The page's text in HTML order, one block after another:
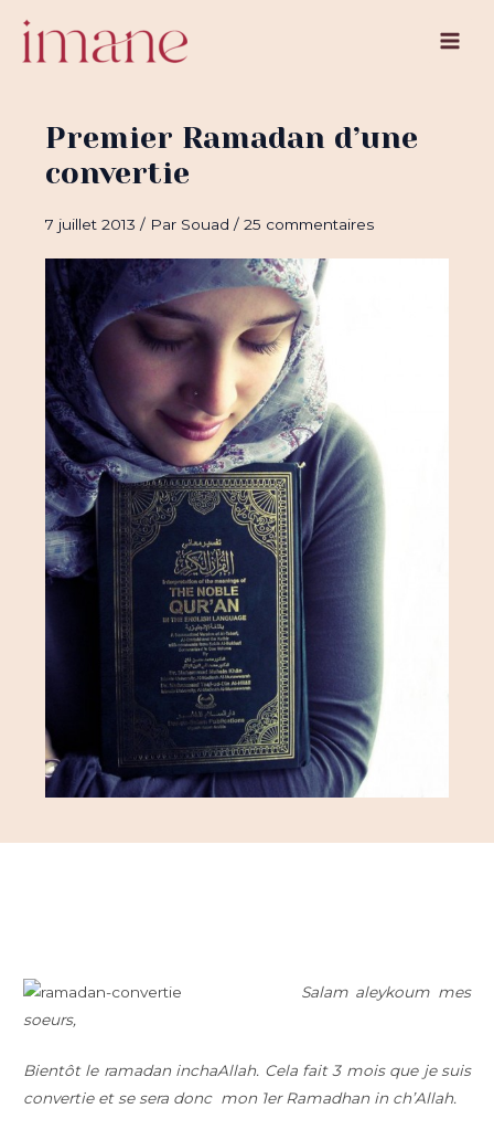
contenu
Main
Premier Ramadan d’une
convertie
7 juillet 2013/ Par Souad/25 commentaires
Salam aleykoum mes
soeurs,
Bientôt le ramadan inchaAllah. Cela fait 3 mois que je suis
convertie et se sera donc mon 1er Ramadhan in ch’Allah.